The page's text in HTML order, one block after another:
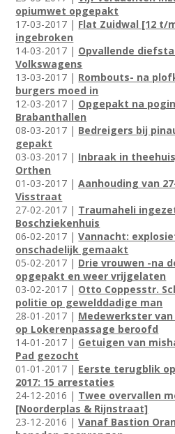
opiumwet opgepakt
17-03-2017 | Flat Zuidwal [12 t/
ingebroken
14-03-2017 | Opvallende
Volkswagens
13-03-2017 | Rombouts- na
burgers moed in
12-03-2017 | Opgepakt na
Brabanthallen
08-03-2017 | Bedreigers bij
gepakt
03-03-2017 | Inbraak in
Orthen
01-03-2017 |Aanhouding van
Visstraat
27-02-2017 | Traumaheli
Boschziekenhuis
06-02-2017 |Vannacht:
onschadelijk gemaakt
05-02-2017 | Drie vrouwen -na
opgepakt en weer vrijgelaten
03-02-2017 | Otto Coppesstr.
politie op gewelddadige man
28-01-2017 | Medewerkster
op Lokerenpassage beroofd
14-01-2017 | Getuigen van
Pad gezocht
01-01-2017 | Eerste terugblik
2017: 15 arrestaties
24-12-2016 | Twee overvallen
[Noorderplas & Rijnstraat]
23-12-2016 |Vanaf Bastion